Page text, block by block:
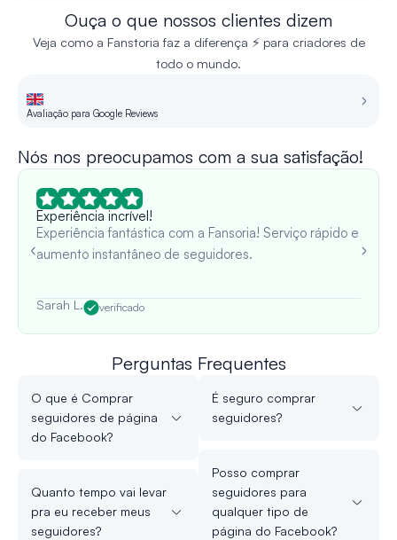
Ouça o que nossos clientes dizem
Veja como a Fanstoria faz a diferença ⚡ para criadores de
todo o mundo.
Avaliação para Google Reviews
Nós nos preocupamos com a sua satisfação!
Experiência incrível!
Experiência fantástica com a Fansoria! Serviço rápido e
aumento instantâneo de seguidores.
Sarah L. verificado
Perguntas Frequentes
O que é Comprar
seguidores de página
do Facebook?
Quanto tempo vai levar
pra eu receber meus
seguidores?
É seguro comprar
seguidores?
Posso comprar
seguidores para
qualquer tipo de
página do Facebook?